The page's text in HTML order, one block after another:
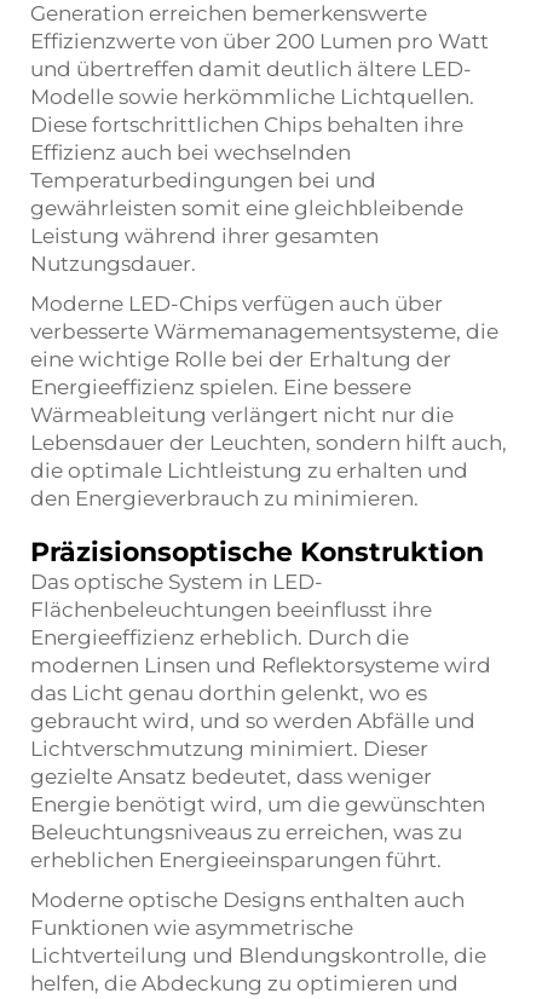
Generation erreichen bemerkenswerte
Effizienzwerte von über 200 Lumen pro Watt
und übertreffen damit deutlich ältere LED-
Modelle sowie herkömmliche Lichtquellen.
Diese fortschrittlichen Chips behalten ihre
Effizienz auch bei wechselnden
Temperaturbedingungen bei und
gewährleisten somit eine gleichbleibende
Leistung während ihrer gesamten
Nutzungsdauer.
Moderne LED-Chips verfügen auch über
verbesserte Wärmemanagementsysteme, die
eine wichtige Rolle bei der Erhaltung der
Energieeffizienz spielen. Eine bessere
Wärmeableitung verlängert nicht nur die
Lebensdauer der Leuchten, sondern hilft auch,
die optimale Lichtleistung zu erhalten und
den Energieverbrauch zu minimieren.
Präzisionsoptische Konstruktion
Das optische System in LED-
Flächenbeleuchtungen beeinflusst ihre
Energieeffizienz erheblich. Durch die
modernen Linsen und Reflektorsysteme wird
das Licht genau dorthin gelenkt, wo es
gebraucht wird, und so werden Abfälle und
Lichtverschmutzung minimiert. Dieser
gezielte Ansatz bedeutet, dass weniger
Energie benötigt wird, um die gewünschten
Beleuchtungsniveaus zu erreichen, was zu
erheblichen Energieeinsparungen führt.
Moderne optische Designs enthalten auch
Funktionen wie asymmetrische
Lichtverteilung und Blendungskontrolle, die
helfen, die Abdeckung zu optimieren und